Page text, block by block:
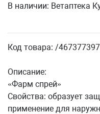
В наличии: Ветаптека
Код товара: /
Описание:
«Фарм спрей»
Свойства: образует
применение для